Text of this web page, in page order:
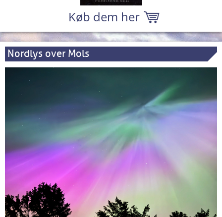
Køb dem her
Nordlys over Mols